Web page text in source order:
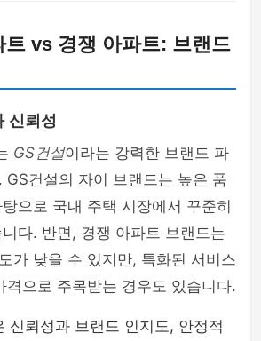
트 vs 경쟁 아파트: 브랜드
신뢰성
GS건설이라는 강력한 브랜드 파
GS건설의 자이 브랜드는 높은 품
으로 국내 주택 시장에서 꾸준히
다. 반면, 경쟁 아파트 브랜드는
가 낮을 수 있지만, 특화된 서비스
격으로 주목받는 경우도 있습니다.
신뢰성과 브랜드 인지도, 안정적